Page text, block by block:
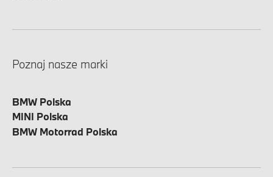
Poznaj nasze marki
BMW Polska
MINI Polska
BMW Motorrad Polska